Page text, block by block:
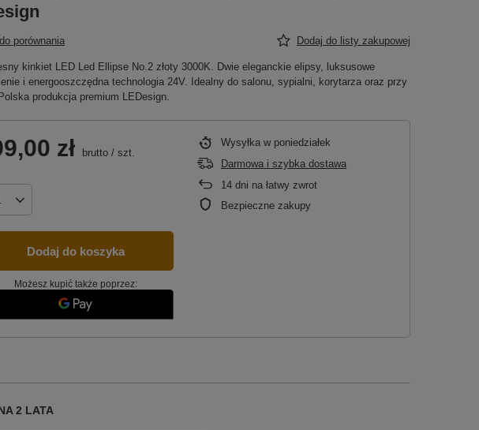
porównania Dodaj do listy zakupowej
kinkiet LED Led Ellipse No.2 złoty 3000K. Dwie eleganckie elipsy, luksusowe
i energooszczędna technologia 24V. Idealny do salonu, sypialni, korytarza oraz przy
produkcja premium LEDesign.
zł brutto / szt.
Dodaj do koszyka
Możesz kupić także poprzez:
Wysyłka w poniedziałek
Darmowa i szybka dostawa
14 dni na łatwy zwrot
Bezpieczne zakupy
2 LATA